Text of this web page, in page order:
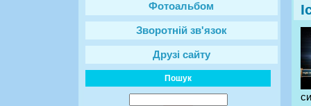
Фотоальбом
Зворотній зв'язок
Друзі сайту
Пошук